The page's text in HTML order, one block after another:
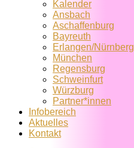
Kalender
Ansbach
Aschaffenburg
Bayreuth
Erlangen/Nürnberg
München
Regensburg
Schweinfurt
Würzburg
Partner*innen
Infobereich
Aktuelles
Kontakt